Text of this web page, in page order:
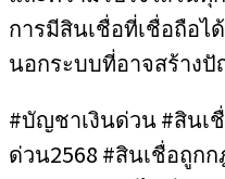
การมีสินเชื่อที่เชื่อถือไ
นอกระบบที่อาจสร้าง
#บัญชาเงินด่วน #สินเ
ด่วน2568 #สินเชื่อถูก